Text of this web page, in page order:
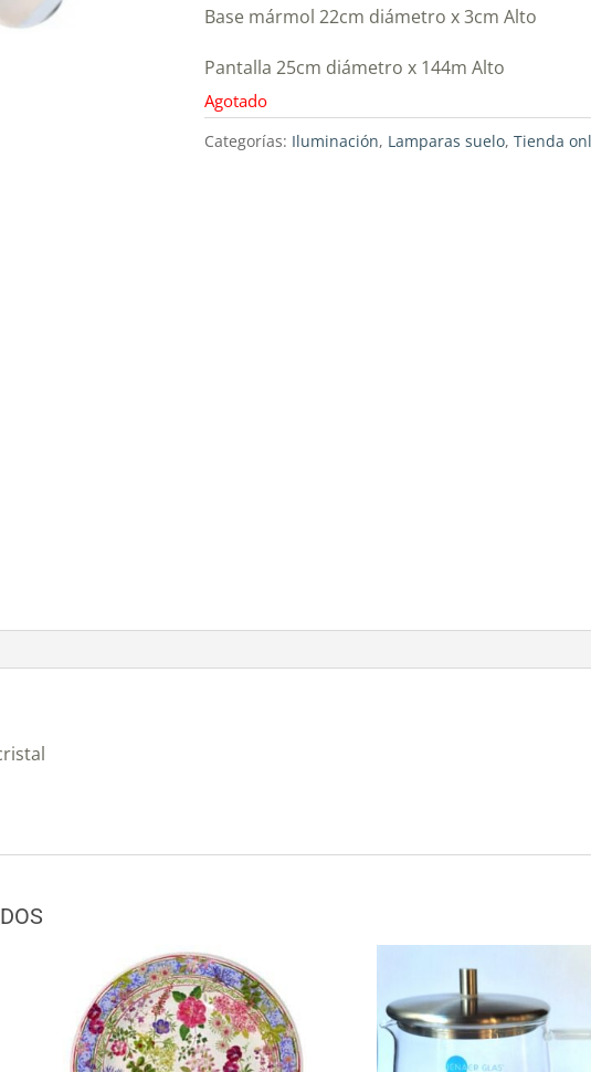
Base mármol 22cm diámetro x 3cm Alto
Pantalla 25cm diámetro x 144m Alto
Agotado
Categorías: Iluminación, Lamparas suelo,Tienda